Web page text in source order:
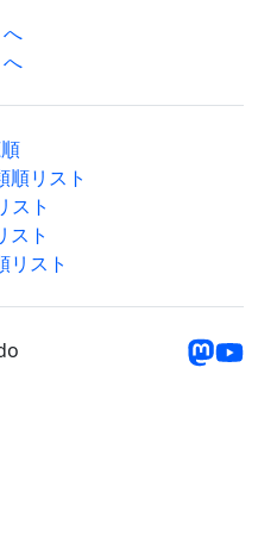
順リスト
スト
スト
リスト